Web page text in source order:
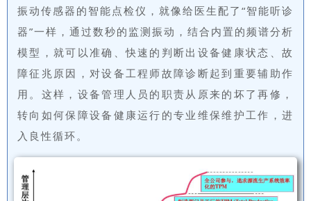
振动传感器的智能点检仪，就像给医生配了“智能听诊
器”一样，通过数秒的监测振动，结合内置的频谱分析
模型，就可以准确、快速的判断出设备健康状态、故
障征兆原因，对设备工程师故障诊断起到重要辅助作
用。这样，设备管理人员的职责从原来的坏了再修，
转向如何保障设备健康运行的专业维保维护工作，进
入良性循环。